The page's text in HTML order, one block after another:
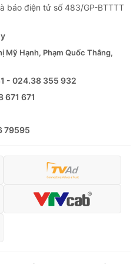
Podcast
Infographic
Shorts video
VTV Thể thao
báo điện tử số 483/GP-BTTTT
Mỹ Hạnh, Phạm Quốc Thắng,
- 024.38 355 932
671 671
79595